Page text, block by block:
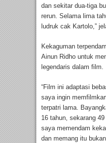
dan sekitar dua-tiga
rerun. Selama lima
ludruk cak Kartolo,”
Kekaguman
Ainun Ridho untuk
legendaris dalam film.
“Film ini adaptasi
saya ingin
terpatri lama.
16 tahun, sekarang
saya memendam
dan memang itu